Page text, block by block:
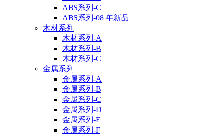
ABS系列-C
ABS系列-08 年新品
木材系列
木材系列-A
木材系列-B
木材系列-C
金属系列
金属系列-A
金属系列-B
金属系列-C
金属系列-D
金属系列-E
金属系列-F